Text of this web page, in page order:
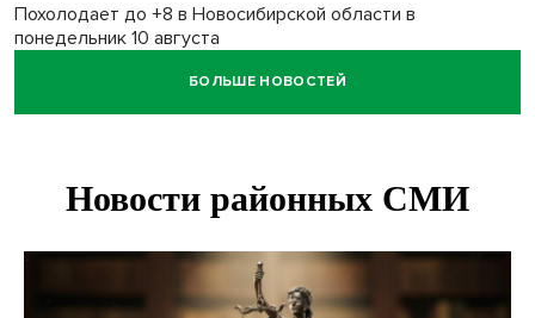
Похолодает до +8 в Новосибирской области в
понедельник 10 августа
Высокая пожароопасность IV класса на 4 дня объявлена в
Двойня выдрят родилась в семействе куньих
Гриб-зомби обнаружен в лесу у села Дубровино под
БОЛЬШЕ НОВОСТЕЙ